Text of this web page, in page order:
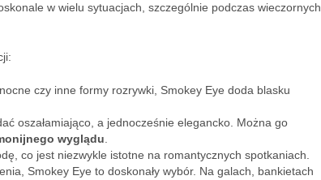
w wielu sytuacjach, szczególnie podczas wieczornych
czy inne formy rozrywki, Smokey Eye doda blasku
oszałamiająco, a jednocześnie elegancko. Można go
wyglądu
co jest niezwykle istotne na romantycznych spotkaniach.
Smokey Eye to doskonały wybór. Na galach, bankietach